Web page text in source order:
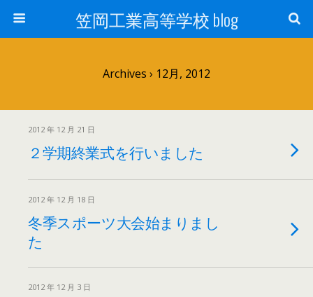
笠岡工業高等学校 blog
Archives › 12月, 2012
2012 年 12 月 21 日
２学期終業式を行いました
2012 年 12 月 18 日
冬季スポーツ大会始まりまし
た
2012 年 12 月 3 日